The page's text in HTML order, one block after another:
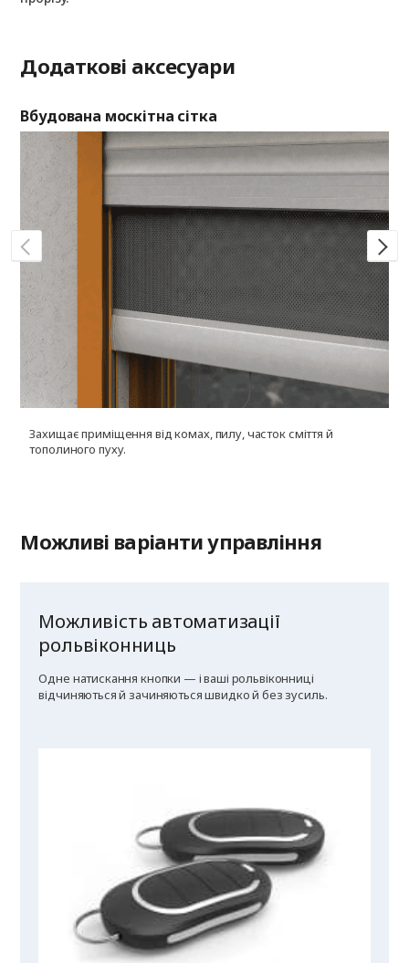
Додаткові аксесуари
Вбудована москітна сітка
Захищає приміщення від комах, пилу, часток сміття й
тополиного пуху.
Можливі варіанти управління
Можливість автоматизації
рольвіконниць
Одне натискання кнопки — і ваші рольвіконниці
відчиняються й зачиняються швидко й без зусиль.